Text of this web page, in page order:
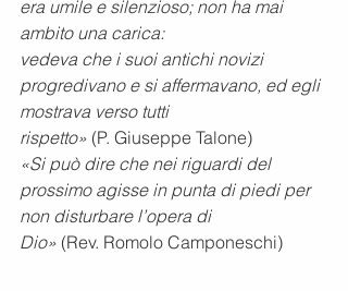
era umile e silenzioso; non ha mai
ambito una carica:
vedeva che i suoi antichi novizi
progredivano e si affermavano, ed egli
mostrava verso tutti
rispetto» (P. Giuseppe Talone)
«Si può dire che nei riguardi del
prossimo agisse in punta di piedi per
non disturbare l’opera di
Dio» (Rev. Romolo Camponeschi)